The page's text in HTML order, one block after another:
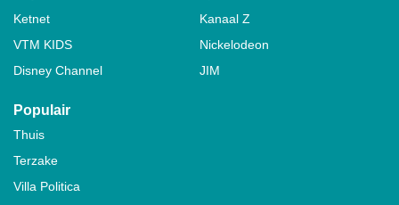
Ketnet
Kanaal Z
VTM KIDS
Nickelodeon
Disney Channel
JIM
Populair
Thuis
Terzake
Villa Politica